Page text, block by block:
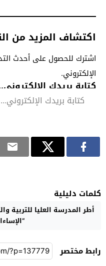
اكتشاف المزيد من
اشترك للحصول على أحدث
الإلكتروني.
كتابة بريدك
كلمات دليلية
أطر المدرسة العليا للتربية
رابط مختصر